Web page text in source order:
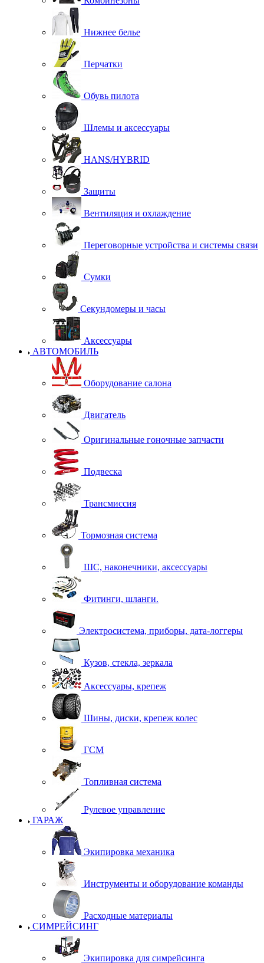
Нижнее белье
Перчатки
Обувь пилота
Шлемы и аксессуары
HANS/HYBRID
Защиты
Вентиляция и охлаждение
Переговорные устройства и системы связи
Сумки
Секундомеры и часы
Аксессуары
АВТОМОБИЛЬ
Оборудование салона
Двигатель
Оригинальные гоночные запчасти
Подвеска
Трансмиссия
Тормозная система
ШС, наконечники, аксессуары
Фитинги, шланги.
Электросистема, приборы, дата-логгеры
Кузов, стекла, зеркала
Аксессуары, крепеж
Шины, диски, крепеж колес
ГСМ
Топливная система
Рулевое управление
ГАРАЖ
Экипировка механика
Инструменты и оборудование команды
Расходные материалы
СИМРЕЙСИНГ
Экипировка для симрейсинга